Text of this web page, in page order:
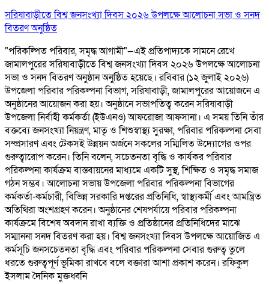
সরিষাবাড়ীতে বিশ্ব জনসংখ্যা দিবস ২০২৬ উপলক্ষে আলোচনা সভা ও সনদ
বিতরণ অনুষ্ঠিত
"পরিকল্পিত পরিবার, সমৃদ্ধ আগামী"—এই প্রতিপাদ্যকে সামনে রেখে
জামালপুরের সরিষাবাড়ীতে বিশ্ব জনসংখ্যা দিবস ২০২৬ উপলক্ষে আলোচনা
সভা ও সনদ বিতরণ অনুষ্ঠান অনুষ্ঠিত হয়েছে। রবিবার (১২ জুলাই ২০২৬)
উপজেলা পরিবার পরিকল্পনা বিভাগ, সরিষাবাড়ী, জামালপুরের আয়োজনে এ
অনুষ্ঠানের আয়োজন করা হয়। অনুষ্ঠানে সভাপতিত্ব করেন সরিষাবাড়ী
উপজেলা নির্বাহী কর্মকর্তা (ইউএনও) আফরোজা আফসানা। এ সময় তিনি তাঁর
বক্তব্যে জনসংখ্যা নিয়ন্ত্রণ, মাতৃ ও শিশুস্বাস্থ্য সুরক্ষা, পরিবার পরিকল্পনা সেবা
সম্প্রসারণ এবং টেকসই উন্নয়ন অর্জনে সকলের সম্মিলিত উদ্যোগের ওপর
গুরুত্বারোপ করেন। তিনি বলেন, সচেতনতা বৃদ্ধি ও কার্যকর পরিবার
পরিকল্পনা কার্যক্রম বাস্তবায়নের মাধ্যমে একটি সুস্থ, শিক্ষিত ও সমৃদ্ধ সমাজ
গঠন সম্ভব। আলোচনা সভায় উপজেলা পরিবার পরিকল্পনা বিভাগের
কর্মকর্তা-কর্মচারী, বিভিন্ন সরকারি দপ্তরের প্রতিনিধি, স্বাস্থ্যকর্মী এবং আমন্ত্রিত
অতিথিরা অংশগ্রহণ করেন। অনুষ্ঠানের শেষপর্যায়ে পরিবার পরিকল্পনা
কার্যক্রমে বিশেষ অবদান রাখা ব্যক্তি ও প্রতিষ্ঠানের প্রতিনিধিদের মাঝে
সম্মাননা সনদ বিতরণ করা হয়। বিশ্ব জনসংখ্যা দিবস উপলক্ষে আয়োজিত এ
কর্মসূচি জনসচেতনতা বৃদ্ধি এবং পরিবার পরিকল্পনা সেবার গুরুত্ব তুলে
ধরতে গুরুত্বপূর্ণ ভূমিকা রাখবে বলে বক্তারা আশা প্রকাশ করেন। রফিকুল
ইসলাম দৈনিক মুক্তধ্বনি